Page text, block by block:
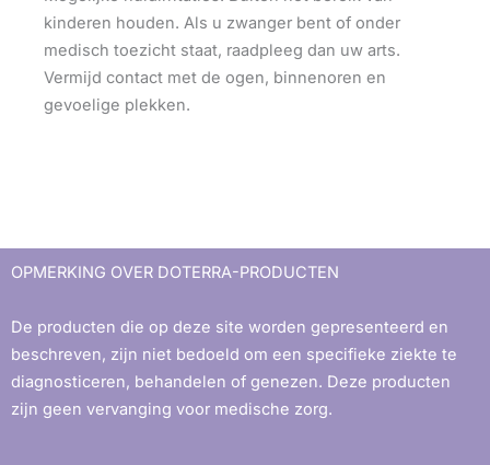
kinderen houden. Als u zwanger bent of onder
medisch toezicht staat, raadpleeg dan uw arts.
Vermijd contact met de ogen, binnenoren en
gevoelige plekken.
OPMERKING OVER DOTERRA-PRODUCTEN
De producten die op deze site worden gepresenteerd en
beschreven, zijn niet bedoeld om een ​​specifieke ziekte te
diagnosticeren, behandelen of genezen. Deze producten
zijn geen vervanging voor medische zorg.